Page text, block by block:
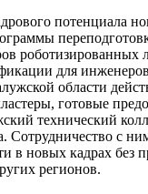
потенциала
для
области
готовые
технический
с
в новых кадрах без
регионов.